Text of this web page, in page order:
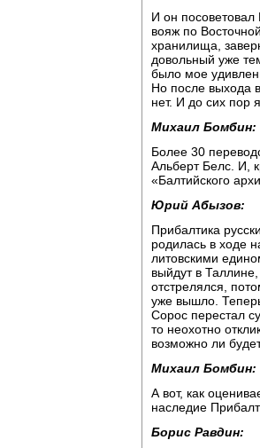
И он посоветовал
вояж по
хранилища,
довольный уже
было мое
Но после выхода
нет. И до сих пор
Михаил Бомбин:
Более 30
Альберт Белс. И,
«Балтийского
Юрий Абызов:
Прибалтика
родилась в ходе
литовскими
выйдут в
отстрелялся,
уже вышло.
Сорос перестал
то неохотно
возможно ли
Михаил Бомбин:
А вот, как
наследие
Борис Равдин: